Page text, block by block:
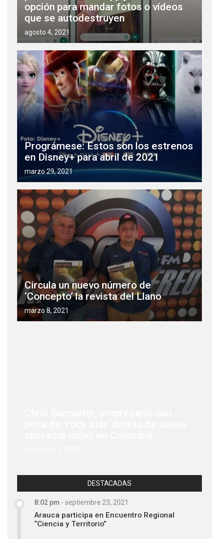
opción para mandar fotos o vídeos
que se autodestruyen
agosto 4, 2021
Prográmese: Estos son los estrenos
en Disney+ para abril de 2021
marzo 29, 2021
Circula un nuevo número de
‘Concepto’ la revista del Llano
marzo 8, 2021
DESTACADAS
8:02 pm - septiembre 23, 2021
Arauca participa en Encuentro Regional
“Ciencia y Territorio”